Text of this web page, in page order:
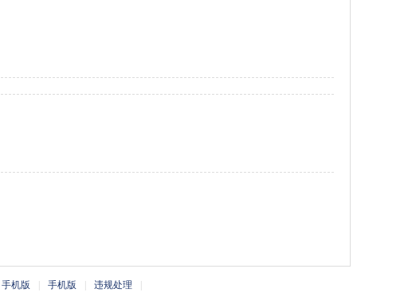
手机版 手机版 违规处理